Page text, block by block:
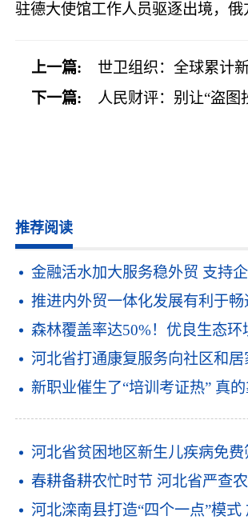
驻德大使馆工作人员驱逐出境，
上一篇:
世卫组织：全球累计
下一篇:
人民财评：别让“盗图
推荐阅读
金融活水加大服务稳外贸 支持
推进内外贸一体化发展有利于
森林覆盖率达50%！优良生态
河北省打通康复服务向社区和
新职业催生了“培训考证热” 真的
河北省贫困地区新生儿疾病免
春耕备耕农忙时节 河北省严查
河北滦南县打造“四个一点”模